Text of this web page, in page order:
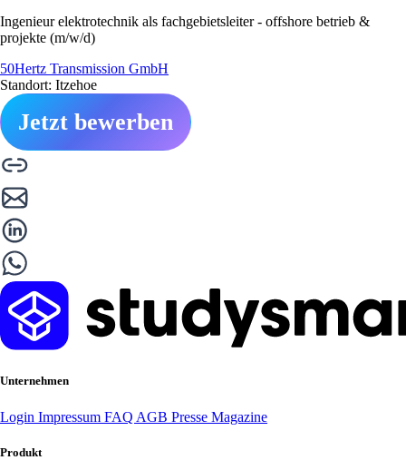
Ingenieur elektrotechnik als fachgebietsleiter - offshore betrieb &
projekte (m/w/d)
50Hertz Transmission GmbH
Standort: Itzehoe
Jetzt bewerben
Unternehmen
Login Impressum FAQ AGB Presse Magazine
Produkt